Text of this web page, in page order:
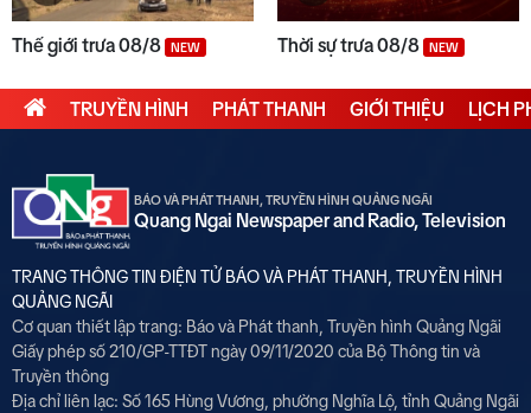
Thế giới trưa 08/8 NEW Thời sự trưa 08/8 NEW
TRUYỀN HÌNH PHÁT THANH GIỚI THIỆU LỊCH
BÁO VÀ PHÁT THANH, TRUYỀN HÌNH QUẢNG NGÃI
Quang Ngai Newspaper and Radio, Television
TRANG THÔNG TIN ĐIỆN TỬ BÁO VÀ PHÁT THANH, TRUYỀN HÌNH
QUẢNG NGÃI
Cơ quan thiết lập trang: Báo và Phát thanh, Truyền hình Quảng Ngãi
Giấy phép số 210/GP-TTĐT ngày 09/11/2020 của Bộ Thông tin và
Truyền thông
Địa chỉ liên lạc: Số 165 Hùng Vương, phường Nghĩa Lộ, tỉnh Quảng Ngãi